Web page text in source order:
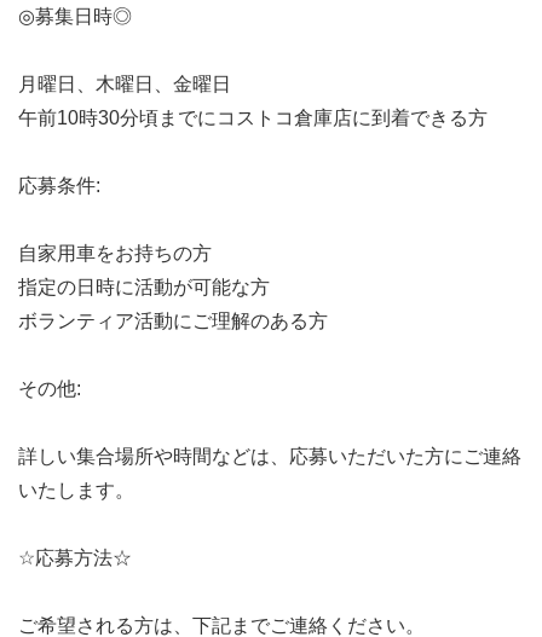
◎募集日時◎
月曜日、木曜日、金曜日
午前10時30分頃までにコストコ倉庫店に到着できる方
応募条件:
自家用車をお持ちの方
指定の日時に活動が可能な方
ボランティア活動にご理解のある方
その他:
詳しい集合場所や時間などは、応募いただいた方にご連絡
いたします。
☆応募方法☆
ご希望される方は、下記までご連絡ください。